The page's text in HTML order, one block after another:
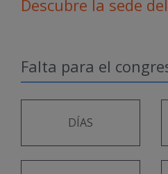
Descubre la sede
Falta para el
DÍAS